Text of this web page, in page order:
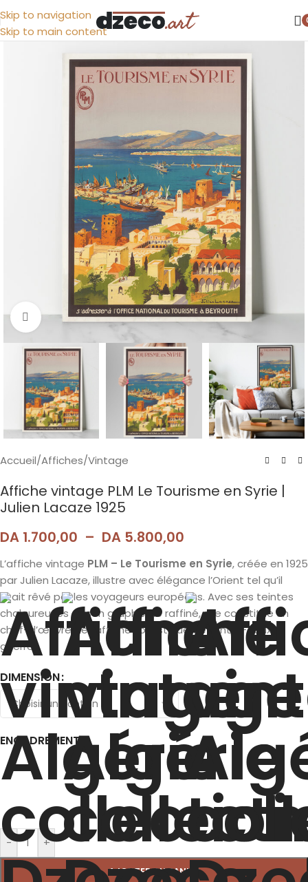
Skip to navigation
Skip to main content
Agrandir
Accueil/Affiches/Vintage
Affiche vintage PLM Le Tourisme en Syrie |
Julien Lacaze 1925
DA 1.700,00 – DA 5.800,00
L’affiche vintage PLM – Le Tourisme en Syrie, créée en 1925
par Julien Lacaze, illustre avec élégance l’Orient tel qu’il
était rêvé par les voyageurs européens. Avec ses teintes
chaleureuses et son graphisme raffiné, elle constitue un
chef-d’œuvre de l’affiche touristique de l’entre-deux-
guerres.
DIMENSION
ENCADREMENT
- +
AJOUTER AU PANIER